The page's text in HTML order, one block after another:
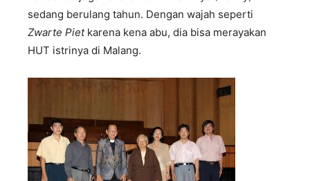
sedang berulang tahun. Dengan wajah seperti
Zwarte Piet karena kena abu, dia bisa merayakan
HUT istrinya di Malang.